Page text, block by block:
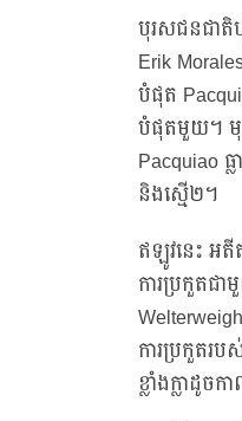
បុរសជនជាតិ
Erik
បំផុត
បំផុតមួយ។ មុ
Pacquiao
និងស្មើ២។
ឥឡូវនេះ អ
ការប្រកួតជា
ការប្រកួតរ
ខ្លាំងក្លាដូ